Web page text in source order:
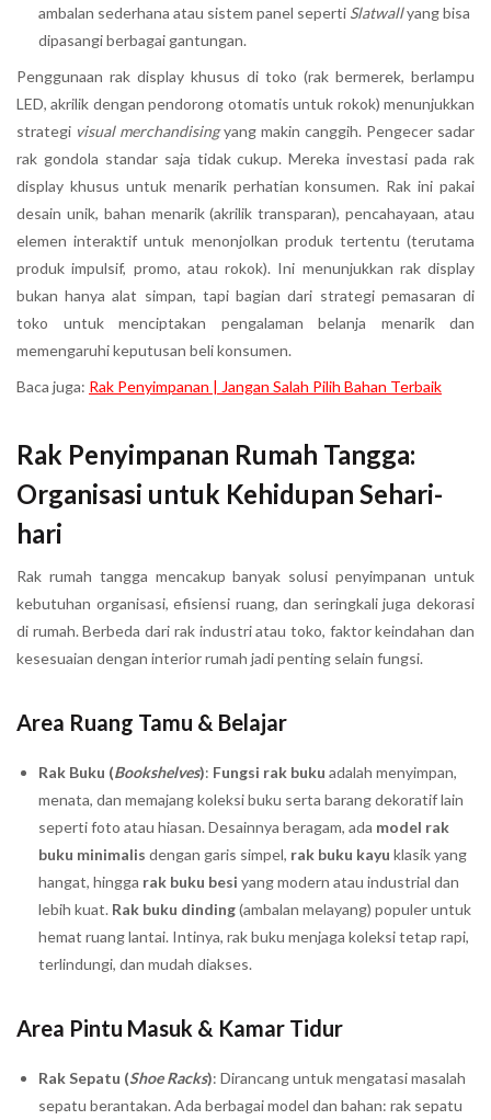
ambalan sederhana atau sistem panel seperti Slatwallyang bisa
dipasangi berbagai gantungan.
Penggunaan rak display khusus di toko (rak bermerek, berlampu
LED, akrilik dengan pendorong otomatis untuk rokok) menunjukkan
strategi visual merchandisingyang makin canggih. Pengecer sadar
rak gondola standar saja tidak cukup. Mereka investasi pada rak
display khusus untuk menarik perhatian konsumen. Rak ini pakai
desain unik, bahan menarik (akrilik transparan), pencahayaan, atau
elemen interaktif untuk menonjolkan produk tertentu (terutama
produk impulsif, promo, atau rokok). Ini menunjukkan rak display
bukan hanya alat simpan, tapi bagian dari strategi pemasaran di
toko untuk menciptakan pengalaman belanja menarik dan
memengaruhi keputusan beli konsumen.
Baca juga: Rak Penyimpanan | Jangan Salah Pilih Bahan Terbaik
Rak Penyimpanan Rumah Tangga:
Organisasi untuk Kehidupan Sehari-
hari
Rak rumah tangga mencakup banyak solusi penyimpanan untuk
kebutuhan organisasi, efisiensi ruang, dan seringkali juga dekorasi
di rumah. Berbeda dari rak industri atau toko, faktor keindahan dan
kesesuaian dengan interior rumah jadi penting selain fungsi.
Area Ruang Tamu & Belajar
Rak Buku (Bookshelves): Fungsi rak buku adalah menyimpan,
menata, dan memajang koleksi buku serta barang dekoratif lain
seperti foto atau hiasan. Desainnya beragam, ada model rak
buku minimalis dengan garis simpel, rak buku kayu klasik yang
hangat, hingga rak buku besi yang modern atau industrial dan
lebih kuat. Rak buku dinding(ambalan melayang) populer untuk
hemat ruang lantai. Intinya, rak buku menjaga koleksi tetap rapi,
terlindungi, dan mudah diakses.
Area Pintu Masuk & Kamar Tidur
Rak Sepatu (Shoe Racks): Dirancang untuk mengatasi masalah
sepatu berantakan. Ada berbagai model dan bahan: rak sepatu